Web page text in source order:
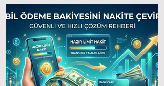
hızlı ve pratik bir çözüm
sunuyor.